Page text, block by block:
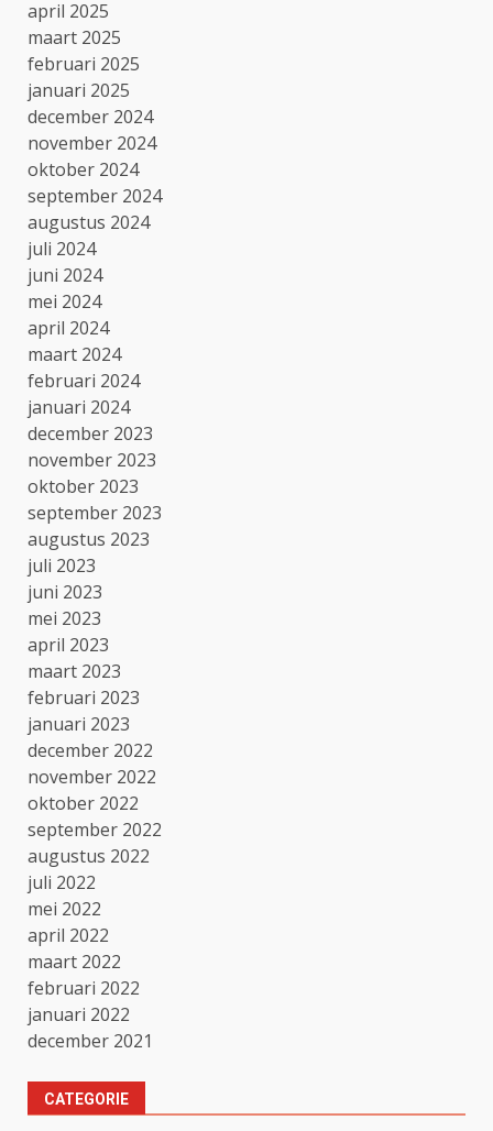
april 2025
maart 2025
februari 2025
januari 2025
december 2024
november 2024
oktober 2024
september 2024
augustus 2024
juli 2024
juni 2024
mei 2024
april 2024
maart 2024
februari 2024
januari 2024
december 2023
november 2023
oktober 2023
september 2023
augustus 2023
juli 2023
juni 2023
mei 2023
april 2023
maart 2023
februari 2023
januari 2023
december 2022
november 2022
oktober 2022
september 2022
augustus 2022
juli 2022
mei 2022
april 2022
maart 2022
februari 2022
januari 2022
december 2021
CATEGORIE